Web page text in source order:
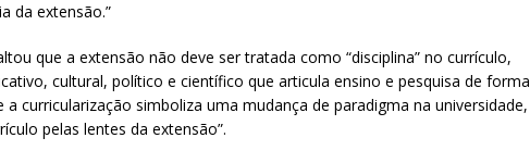
da extensão.”
que a extensão não deve ser tratada como “disciplina” no currículo,
cultural, político e científico que articula ensino e pesquisa de forma
a curricularização simboliza uma mudança de paradigma na universidade,
pelas lentes da extensão”.